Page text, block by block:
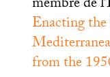
Enacting
from the